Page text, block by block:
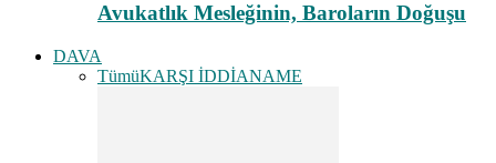
Avukatlık Mesleğinin, Baroların Doğuşu
DAVA
TümüKARŞI İDDİANAME